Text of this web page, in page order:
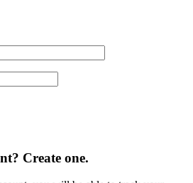
Create one.